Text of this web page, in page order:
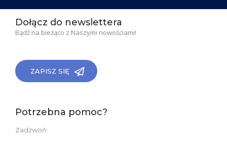
Dołącz do newslettera
Bądź na bieżąco z Naszymi nowościami!
ZAPISZ SIĘ
Potrzebna pomoc?
Zadzwoń: